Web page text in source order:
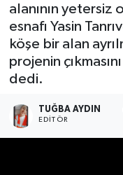
alanının
esnafı Yasin
köşe bir alan
projenin
dedi.
TUĞBA AYDIN
EDITÖR
ÇEVRE
DIŞ
DÜNYA
EGE
Son Dakika
Haber Arşivi